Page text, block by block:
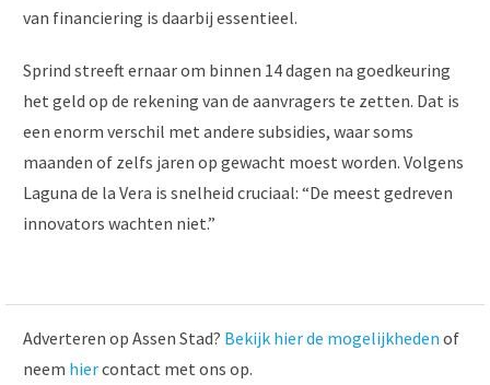
van financiering is daarbij essentieel.
Sprind streeft ernaar om binnen 14 dagen na goedkeuring
het geld op de rekening van de aanvragers te zetten. Dat is
een enorm verschil met andere subsidies, waar soms
maanden of zelfs jaren op gewacht moest worden. Volgens
Laguna de la Vera is snelheid cruciaal: “De meest gedreven
innovators wachten niet.”
Adverteren op Assen Stad? Bekijk hier de mogelijkheden of
neem hiercontact met ons op.